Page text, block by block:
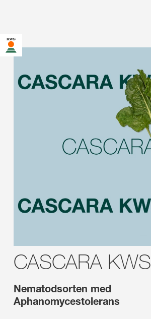
CASCARA KWS
Nematodsorten med
Aphanomycestolerans